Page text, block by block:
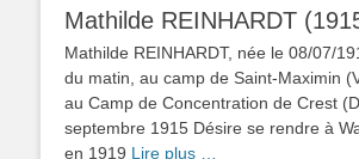
Mathilde REINHARDT
Mathilde REINHARDT, née le 08/07/
du matin, au camp de Saint-Maximin
au Camp de Concentration de Crest
septembre 1915 Désire se rendre à
en 1919 Lire plus …